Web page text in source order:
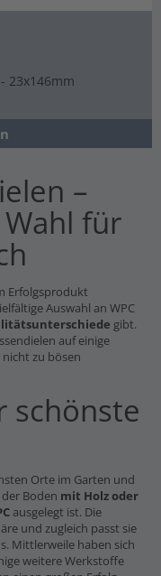
23x146mm
–
für
Erfolgsprodukt
Auswahl an WPC
gibt.
auf einige
zu bösen
schönste
Orte im Garten und
Boden mit Holz oder
ausgelegt ist. Die
und zugleich passt sie
Mittlerweile haben sich
weitere Werkstoffe